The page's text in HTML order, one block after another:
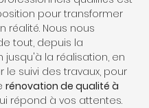
pour transformer
réalité. Nous nous
tout, depuis la
jusqu'à la réalisation, en
le suivi des travaux, pour
rénovation de qualité à
répond à vos attentes.